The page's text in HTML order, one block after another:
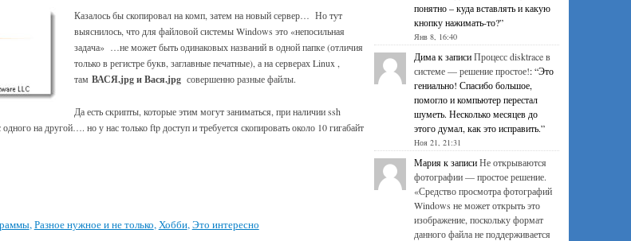
Казалось бы скопировал на комп, затем на новый сервер… Но тут
выяснилось, что для файловой системы Windows это «непосильная
задача» …не может быть одинаковых названий в одной папке (отличия
только в регистре букв, заглавные печатные), а на серверах Linux ,
там ВАСЯ.jpg и Вася.jpgсовершенно разные файлы.
Да есть скрипты, которые этим могут заниматься, при наличии ssh
на другой…. но у нас только ftp доступ и требуется скопировать около 10 гигабайт
,Разное нужное и не только,Хобби,Это интересно
понятно – куда вставлять и какую
кнопку нажимать-то?”
Янв 8, 16:40
Димак записиПроцесс disktrace в
системе — решение простое!: “Это
гениально! Спасибо большое,
помогло и компьютер перестал
шуметь. Несколько месяцев до
этого думал, как это исправить.”
Ноя 21, 21:31
Марияк записиНе открываются
фотографии — простое решение.
«Средство просмотра фотографий
Windows не может открыть это
изображение, поскольку формат
данного файла не поддерживается